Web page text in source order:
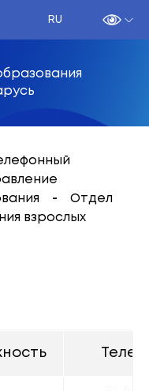
RU
Отдел
взрослых